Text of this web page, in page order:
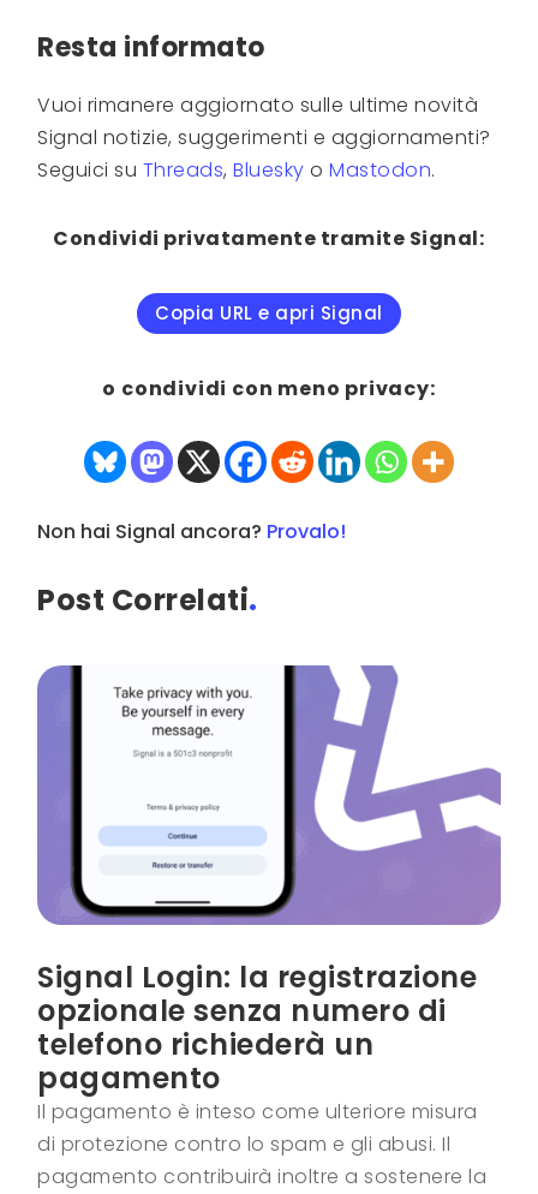
Resta informato
Vuoi rimanere aggiornato sulle ultime novità
Signal notizie, suggerimenti e aggiornamenti?
Seguici su Threads,Bluesky oMastodon.
Condividi privatamente tramite Signal:
Copia URL e apri Signal
o condividi con meno privacy:
Non hai Signal ancora? Provalo!
Post Correlati.
Signal Login: la registrazione
opzionale senza numero di
telefono richiederà un
pagamento
Il pagamento è inteso come ulteriore misura
di protezione contro lo spam e gli abusi. Il
pagamento contribuirà inoltre a sostenere la